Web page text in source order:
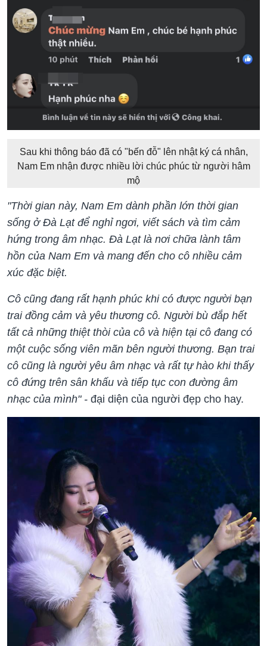
Sau khi thông báo đã có "bến đỗ" lên nhật ký cá nhân,
Nam Em nhận được nhiều lời chúc phúc từ người hâm
mộ
"Thời gian này, Nam Em dành phần lớn thời gian
sống ở Đà Lạt để nghỉ ngơi, viết sách và tìm cảm
hứng trong âm nhạc. Đà Lạt là nơi chữa lành tâm
hồn của Nam Em và mang đến cho cô nhiều cảm
xúc đặc biệt.
Cô cũng đang rất hạnh phúc khi có được người bạn
trai đồng cảm và yêu thương cô. Người bù đắp hết
tất cả những thiệt thòi của cô và hiện tại cô đang có
một cuộc sống viên mãn bên người thương. Bạn trai
cô cũng là người yêu âm nhạc và rất tự hào khi thấy
cô đứng trên sân khấu và tiếp tục con đường âm
nhạc của mình" - đại diện của người đẹp cho hay.